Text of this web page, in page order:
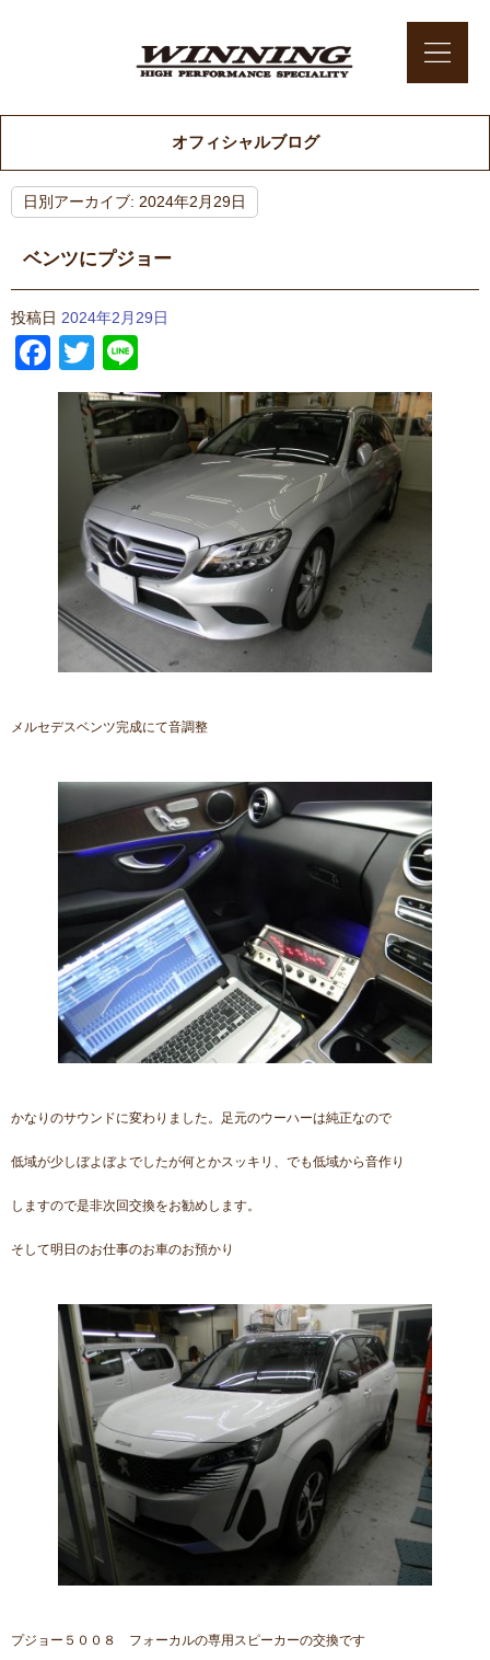
オフィシャルブログ
日別アーカイブ: 2024年2月29日
ベンツにプジョー
投稿日 2024年2月29日
Facebook
Twitter
メルセデスベンツ完成にて音調整
かなりのサウンドに変わりました。足元のウーハーは純正なので
低域が少しぼよぼよでしたが何とかスッキリ、でも低域から音作り
しますので是非次回交換をお勧めします。
そして明日のお仕事のお車のお預かり
プジョー５００８ フォーカルの専用スピーカーの交換です